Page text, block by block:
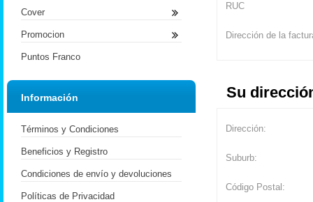
RUC
Dirección de la
Su
Dirección:
Suburb:
Código Postal:
Cover
Promocion
Puntos Franco
Información
Términos y Condiciones
Beneficios y Registro
Condiciones de envío y devoluciones
Políticas de Privacidad